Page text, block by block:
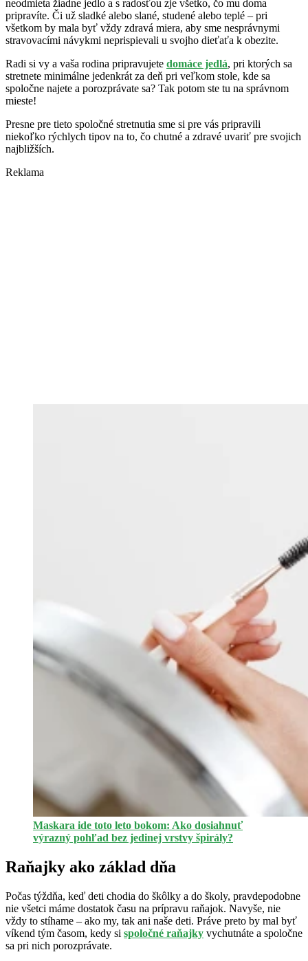
neodmieta žiadne jedlo a s radosťou zje všetko, čo mu doma
pripravíte. Či už sladké alebo slané, studené alebo teplé – pri
všetkom by mala byť vždy zdravá miera, aby sme nesprávnymi
stravovacími návykmi neprispievali u svojho dieťaťa k obezite.
Radi si vy a vaša rodina pripravujete domáce jedlá, pri ktorých sa
stretnete minimálne jedenkrát za deň pri veľkom stole, kde sa
spoločne najete a porozprávate sa? Tak potom ste tu na správnom
mieste!
Presne pre tieto spoločné stretnutia sme si pre vás pripravili
niekoľko rýchlych tipov na to, čo chutné a zdravé uvariť pre svojich
najbližších.
Reklama
Maskara ide toto leto bokom: Ako dosiahnuť
výrazný pohľad bez jedinej vrstvy špirály?
Raňajky ako základ dňa
Počas týždňa, keď deti chodia do škôlky a do školy, pravdepodobne
nie všetci máme dostatok času na prípravu raňajok. Navyše, nie
vždy to stíhame – ako my, tak ani naše deti. Práve preto by mal byť
víkend tým časom, kedy si spoločné raňajky vychutnáte a spoločne
sa pri nich porozprávate.